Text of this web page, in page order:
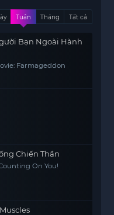
Tuần Tháng Tất cả
Bạn Ngoài Hành
Farmageddon
Chiến Thần
On You!